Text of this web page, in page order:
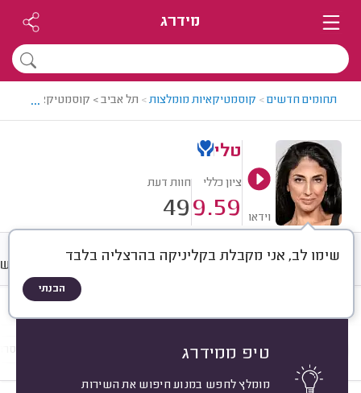
מידרג
תחומים חדשים> קוסמטיקאיות מומלצות> תל אביב > קוסמטיקאית
...
וידאו
טלי
ציון כללי
9.59
חוות דעת
49
שימו לב, אני מקבלת בקליניקה בהרצליה בלבד
הבנתי
טיפ ממידרג
מומלץ לחפש במנוע חיפוש את השירות
חוות דעת מחירים ממוצע
טיפולי פנים